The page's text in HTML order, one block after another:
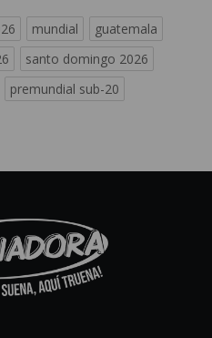
mundial
guatemala
santo domingo 2026
premundial sub-20